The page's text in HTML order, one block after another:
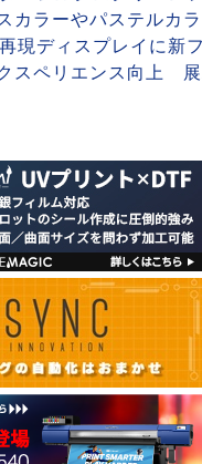
ラーやパステルカ
現ディスプレイに新
スペリエンス向上 展